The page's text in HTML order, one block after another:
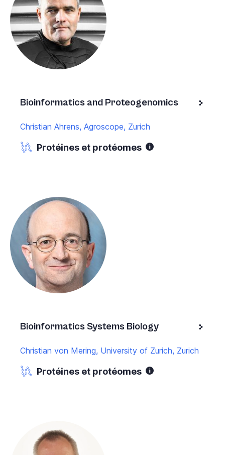
Bioinformatics and Proteogenomics
Christian Ahrens, Agroscope, Zurich
Protéines et protéomes
Bioinformatics Systems Biology
Christian von Mering, University of Zurich, Zurich
Protéines et protéomes